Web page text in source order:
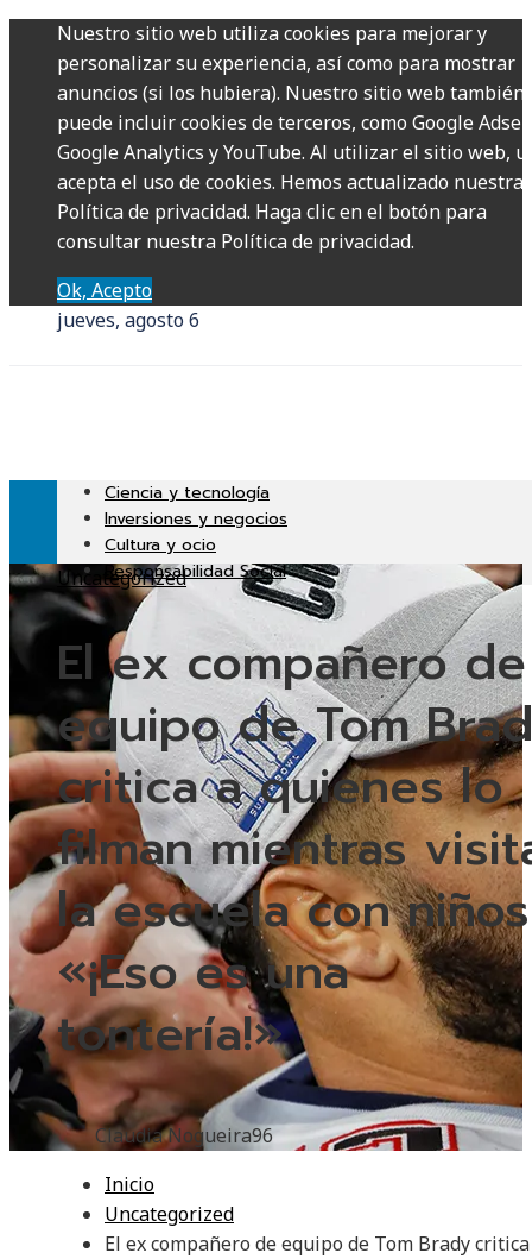
Nuestro sitio web utiliza cookies para mejorar y
personalizar su experiencia, así como para mostrar
anuncios (si los hubiera). Nuestro sitio web también
puede incluir cookies de terceros, como Google
Google Analytics y YouTube. Al utilizar el sitio web,
acepta el uso de cookies. Hemos actualizado nuestra
Política de privacidad. Haga clic en el botón para
consultar nuestra Política de privacidad.
Ok, Acepto
jueves, agosto 6
Ciencia y tecnología
Inversiones y negocios
Cultura y ocio
Responsabilidad Social
Uncategorized
El ex compañero de
equipo de Tom
critica a quienes lo
filman mientras
la escuela con
«¡Eso es una
tontería!»
Claudia Nogueira96
Inicio
Uncategorized
El ex compañero de equipo de Tom Brady